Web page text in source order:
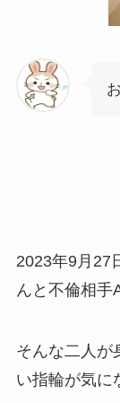
2023年9月27
んと不倫相手
そんな二人が
い指輪が気に